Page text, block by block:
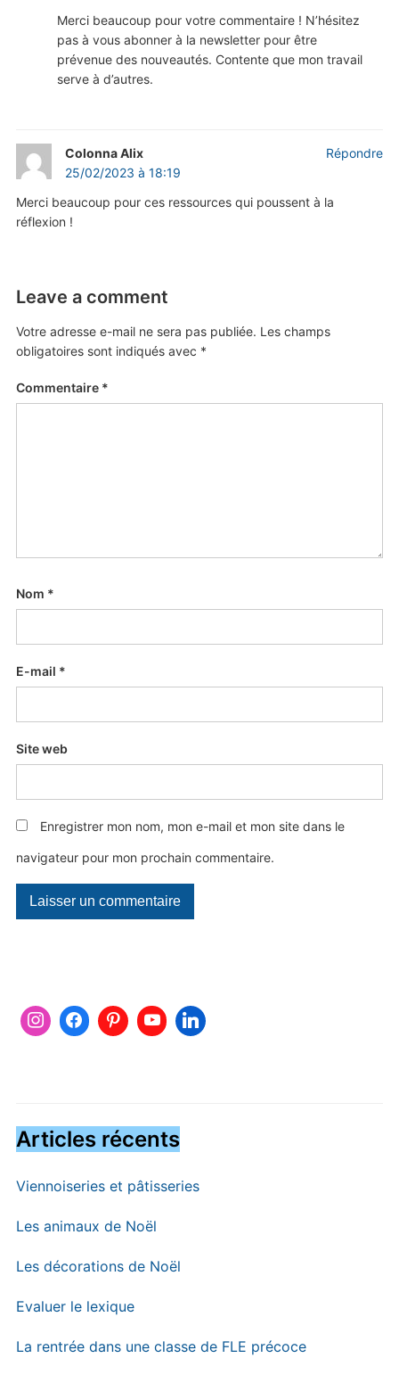
Merci beaucoup pour votre commentaire ! N’hésitez
pas à vous abonner à la newsletter pour être
prévenue des nouveautés. Contente que mon travail
serve à d’autres.
Colonna Alix
25/02/2023 à 18:19
Merci beaucoup pour ces ressources qui poussent à la
réflexion !
Répondre
Leave a comment
Votre adresse e-mail ne sera pas publiée. Les champs
obligatoires sont indiqués avec *
Commentaire *
Nom *
E-mail *
Site web
Enregistrer mon nom, mon e-mail et mon site dans le
navigateur pour mon prochain commentaire.
Articles récents
Viennoiseries et pâtisseries
Les animaux de Noël
Les décorations de Noël
Evaluer le lexique
La rentrée dans une classe de FLE précoce